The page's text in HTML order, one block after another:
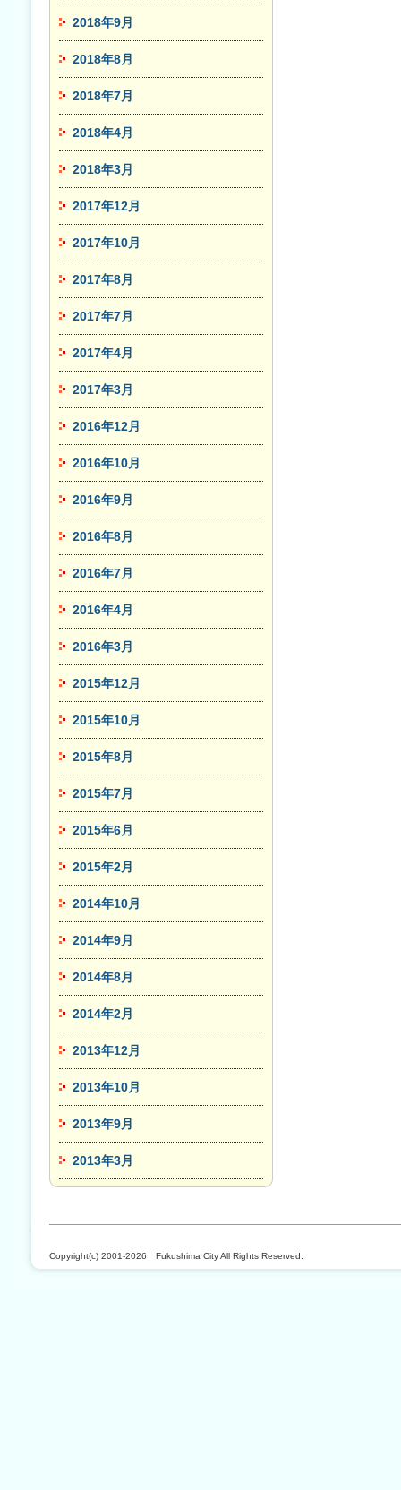
2018年9月
2018年8月
2018年7月
2018年4月
2018年3月
2017年12月
2017年10月
2017年8月
2017年7月
2017年4月
2017年3月
2016年12月
2016年10月
2016年9月
2016年8月
2016年7月
2016年4月
2016年3月
2015年12月
2015年10月
2015年8月
2015年7月
2015年6月
2015年2月
2014年10月
2014年9月
2014年8月
2014年2月
2013年12月
2013年10月
2013年9月
2013年3月
Copyright(c) 2001-2026 Fukushima City All Rights Reserved.